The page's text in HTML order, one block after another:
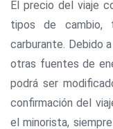
El precio del viaje
tipos de
carburante. Debido
otras fuentes de
podrá ser
confirmación del
el minorista,